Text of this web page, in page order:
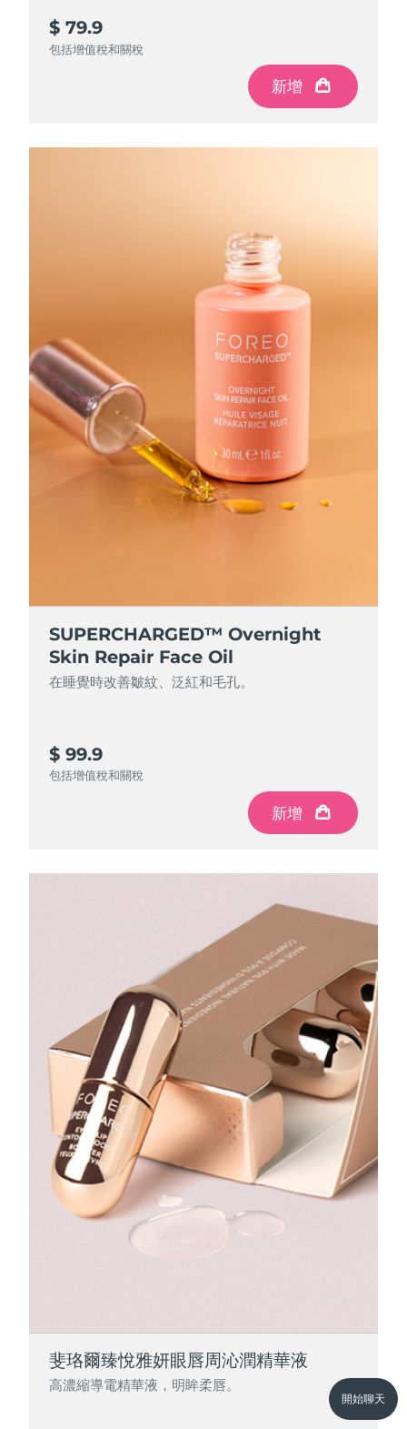
$ 79.9
包括增值稅和關稅
新增
SUPERCHARGED™ Overnight
Skin Repair Face Oil
在睡覺時改善皺紋、泛紅和毛孔。
$ 99.9
包括增值稅和關稅
新增
斐珞爾臻悅雅妍眼唇周沁潤精華液
高濃縮導電精華液，明眸柔唇。
開始聊天